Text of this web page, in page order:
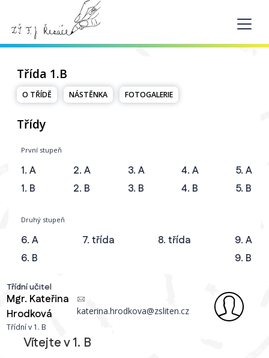
Třída 1.B
O TŘÍDĚ NÁSTĚNKA FOTOGALERIE
Třídy
První stupeň
1. A
1. B
2. A
2. B
3. A
3. B
4. A
4. B
5. A
5. B
Druhý stupeň
6. A
6. B
7. třída 8. třída
9. A
9. B
Třídní učitel
Mgr. Kateřina
Hrodková
Třídní v 1. B
katerina.hrodkova@zsliten.cz
Vítejte v 1. B